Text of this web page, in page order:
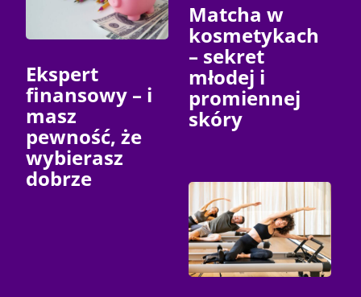
Ekspert
finansowy – i
masz
pewność, że
wybierasz
dobrze
Matcha w
kosmetykach
– sekret
młodej i
promiennej
skóry